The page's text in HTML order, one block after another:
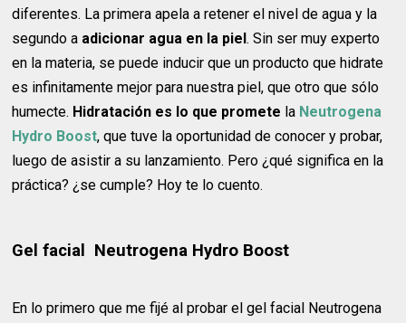
diferentes. La primera apela a retener el nivel de agua y la
segundo a adicionar agua en la piel. Sin ser muy experto
en la materia, se puede inducir que un producto que hidrate
es infinitamente mejor para nuestra piel, que otro que sólo
humecte. Hidratación es lo que promete la Neutrogena
Hydro Boost, que tuve la oportunidad de conocer y probar,
luego de asistir a su lanzamiento. Pero ¿qué significa en la
práctica? ¿se cumple? Hoy te lo cuento.
Gel facial Neutrogena Hydro Boost
En lo primero que me fijé al probar el gel facial Neutrogena